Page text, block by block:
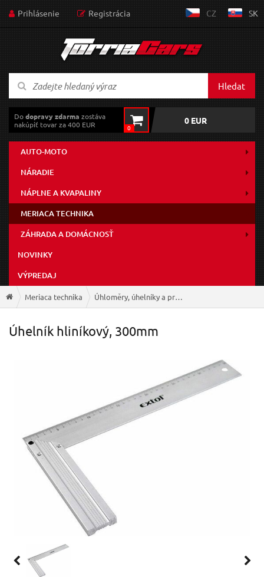
Prihlásenie Registrácia CZ SK
Hledat
Dodopravy zdarma zostáva
nakúpiť tovar za 400 EUR
0
0 EUR
AUTO-MOTO
NÁRADIE
NÁPLNE A KVAPALINY
MERIACA TECHNIKA
ZÁHRADA A DOMÁCNOSŤ
NOVINKY
VÝPREDAJ
Meriaca technika Úhloměry, úhelníky a pravítka
Úhelník hliníkový, 300mm